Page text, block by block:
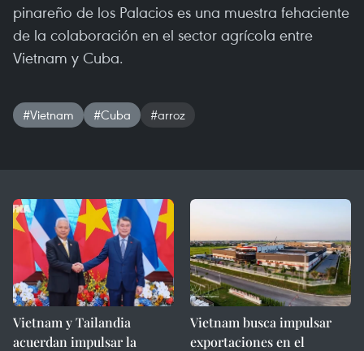
pinareño de los Palacios es una muestra fehaciente
de la colaboración en el sector agrícola entre
Vietnam y Cuba.
#Vietnam #Cuba #arroz
Vietnam y Tailandia
acuerdan impulsar la
Vietnam busca impulsar
exportaciones en el